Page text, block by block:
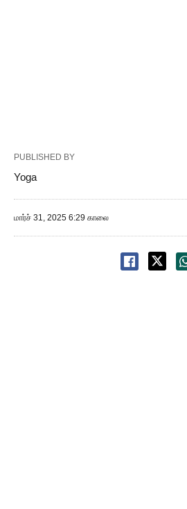
PUBLISHED BY
Yoga
மார்ச் 31, 2025 6:29 காலை